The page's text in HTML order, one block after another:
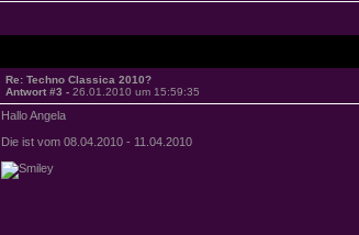
Re: Techno Classica 2010?
Antwort #3 - 26.01.2010 um 15:59:35
Hallo Angela
Die ist vom 08.04.2010 - 11.04.2010